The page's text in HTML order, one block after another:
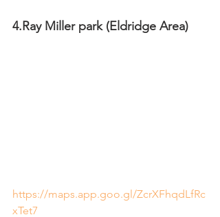
4.Ray Miller park (Eldridge Area)
https://maps.app.goo.gl/ZcrXFhqdLfRc
xTet7